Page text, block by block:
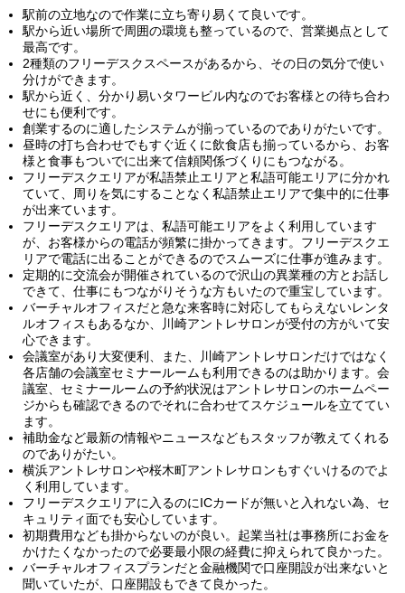
駅前の立地なので作業に立ち寄り易くて良いです。
駅から近い場所で周囲の環境も整っているので、営業拠点として
最高です。
2種類のフリーデスクスペースがあるから、その日の気分で使い
分けができます。
駅から近く、分かり易いタワービル内なのでお客様との待ち合わ
せにも便利です。
創業するのに適したシステムが揃っているのでありがたいです。
昼時の打ち合わせでもすぐ近くに飲食店も揃っているから、お客
様と食事もついでに出来て信頼関係づくりにもつながる。
フリーデスクエリアが私語禁止エリアと私語可能エリアに分かれ
ていて、周りを気にすることなく私語禁止エリアで集中的に仕事
が出来ています。
フリーデスクエリアは、私語可能エリアをよく利用しています
が、お客様からの電話が頻繁に掛かってきます。フリーデスクエ
リアで電話に出ることができるのでスムーズに仕事が進みます。
定期的に交流会が開催されているので沢山の異業種の方とお話し
できて、仕事にもつながりそうな方もいたので重宝しています。
バーチャルオフィスだと急な来客時に対応してもらえないレンタ
ルオフィスもあるなか、川崎アントレサロンが受付の方がいて安
心できます。
会議室があり大変便利、また、川崎アントレサロンだけではなく
各店舗の会議室セミナールームも利用できるのは助かります。会
議室、セミナールームの予約状況はアントレサロンのホームペー
ジからも確認できるのでそれに合わせてスケジュールを立ててい
ます。
補助金など最新の情報やニュースなどもスタッフが教えてくれる
のでありがたい。
横浜アントレサロンや桜木町アントレサロンもすぐいけるのでよ
く利用しています。
フリーデスクエリアに入るのにICカードが無いと入れない為、セ
キュリティ面でも安心しています。
初期費用なども掛からないのが良い。起業当社は事務所にお金を
かけたくなかったので必要最小限の経費に抑えられて良かった。
バーチャルオフィスプランだと金融機関で口座開設が出来ないと
聞いていたが、口座開設もできて良かった。